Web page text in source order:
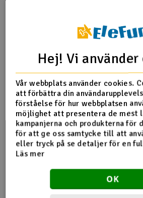
Scooter & elfordon
Smarthem, lek och hobby
Solenergi
Verktyg, utrustning och
Presentkort
Produktinformation
76937 Spur växel 47 tand
Fler detaljer
Produkten är
förknippad med
Reservdelar HPI
Del av PartFinder
HPI Savage X 4.6
HPI Savage X 4.6
Hej! Vi använder
Vår webbplats använder cookies.
att förbättra din
förståelse för hur webbplatsen
möjlighet att presentera de mest
kampanjerna och produkterna för
för att ge oss samtycke till att
eller tryck på se detaljer för en
Läs mer
OK